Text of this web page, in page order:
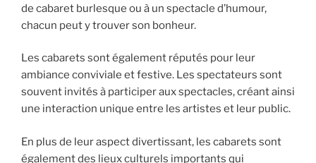
de cabaret burlesque ou à un spectacle d’humour,
chacun peut y trouver son bonheur.
Les cabarets sont également réputés pour leur
ambiance conviviale et festive. Les spectateurs sont
souvent invités à participer aux spectacles, créant ainsi
une interaction unique entre les artistes et leur public.
En plus de leur aspect divertissant, les cabarets sont
également des lieux culturels importants qui